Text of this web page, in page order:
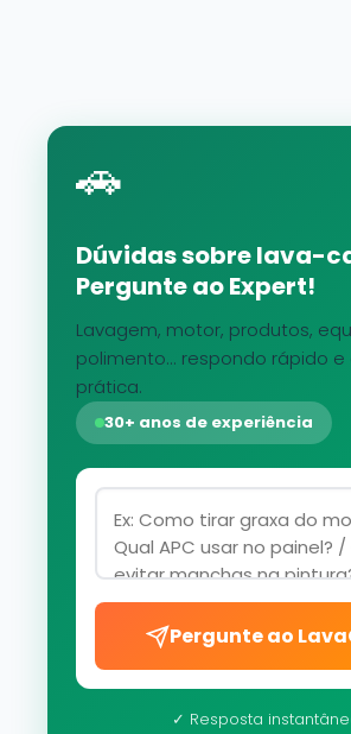
🚗
Dúvidas sobre lava-
Pergunte ao Expert!
Lavagem, motor, produtos,
polimento... respondo rápido e
prática.
30+ anos de experiência
Pergunte ao
✓ Resposta